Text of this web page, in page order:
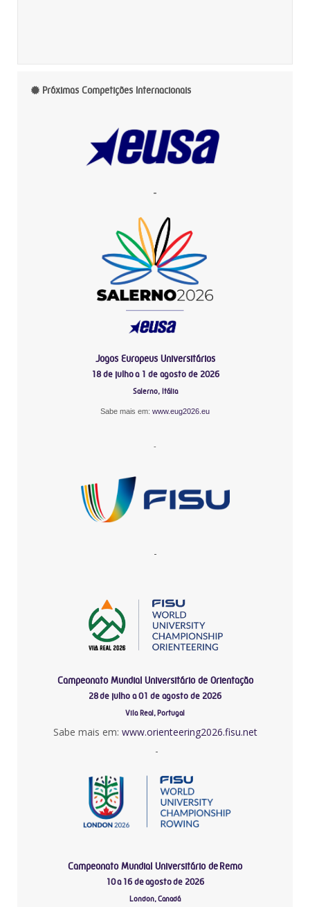
Próximas Competições Internacionais
-
Jogos Europeus Universitários
18 de julho a 1 de agosto de 2026
Salerno, Itália
Sabe mais em: www.eug2026.eu
-
-
Campeonato Mundial Universitário de Orientação
28 de julho a 01 de agosto de 2026
Vila Real, Portugal
Sabe mais em: www.orienteering2026.fisu.net
-
Campeonato Mundial Universitário de Remo
10 a 16 de agosto de 2026
London, Canadá